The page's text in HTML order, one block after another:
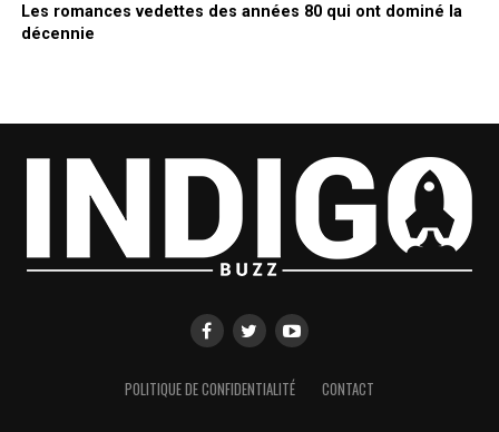
Les romances vedettes des années 80 qui ont dominé la
décennie
POLITIQUE DE CONFIDENTIALITÉ CONTACT